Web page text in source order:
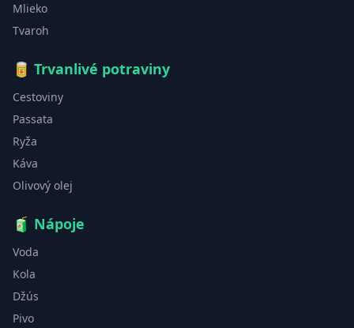
Mlieko
Tvaroh
🥫 Trvanlivé potraviny
Cestoviny
Passata
Ryža
Káva
Olivový olej
🧃 Nápoje
Voda
Kola
Džús
Pivo